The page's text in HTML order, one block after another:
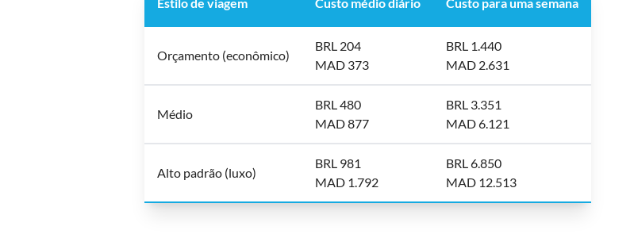
Orçamento (econômico)
BRL 204
MAD 373
BRL 1.440
MAD 2.631
Médio
BRL 480
MAD 877
BRL 3.351
MAD 6.121
Alto padrão (luxo)
BRL 981
MAD 1.792
BRL 6.850
MAD 12.513